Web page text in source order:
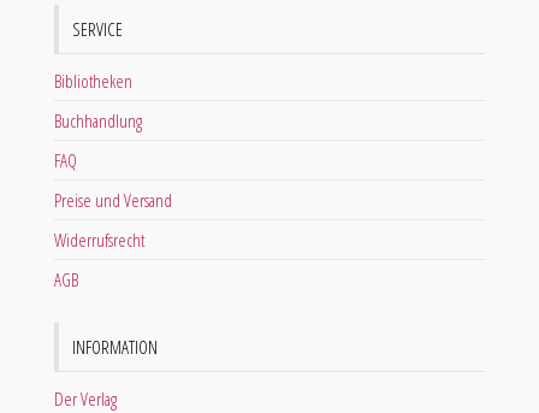
SERVICE
Bibliotheken
Buchhandlung
FAQ
Preise und Versand
Widerrufsrecht
AGB
INFORMATION
Der Verlag